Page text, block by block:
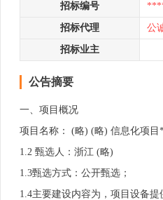
招标编号
招标代理 公
招标业主
公告摘要
一、项目概况
项目名称： (略) (略) 信息化项目
1.2 甄选人：浙江 (略)
1.3甄选方式：公开甄选；
1.4主要建设内容为，项目设备